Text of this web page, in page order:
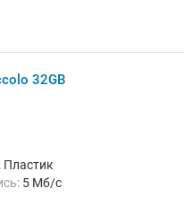
32GB
Пластик
5 Мб/с